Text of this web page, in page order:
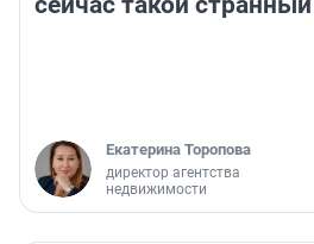
Екатерина Торопова
директор агентства
недвижимости